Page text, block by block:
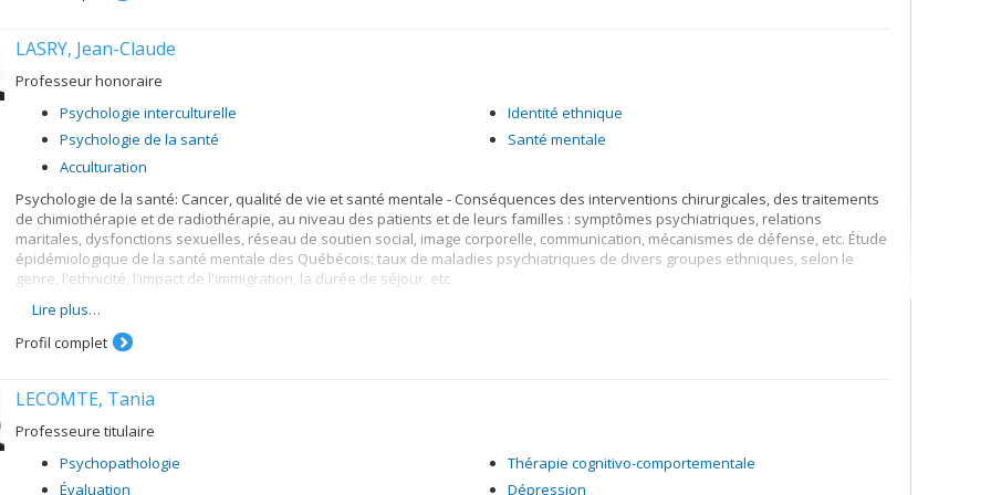
observationnelles, les études qualitatives et les méta-analyses. Je collabore avec des chercheuses et chercheurs de multiples
partage des résultats de recherche avec la communauté grâce à des efforts de diffusion des connaissances auprès de la
communauté scientifique, des professionnelles et professionnels, des familles et du grand public.
LASRY, Jean-Claude
Professeur honoraire
Psychologie interculturelle
Psychologie de la santé
Acculturation
Identité ethnique
Santé mentale
Psychologie de la santé: Cancer, qualité de vie et santé mentale - Conséquences des interventions chirurgicales, des traitements
de chimiothérapie et de radiothérapie, au niveau des patients et de leurs familles : symptômes psychiatriques, relations
maritales, dysfonctions sexuelles, réseau de soutien social, image corporelle, communication, mécanismes de défense, etc. Étude
épidémiologique de la santé mentale des Québécois: taux de maladies psychiatriques de divers groupes ethniques, selon le
genre, l'ethnicité, l'impact de l'immigration, la durée de séjour, etc.
Psychologie interculturelle: Adaptation des immigrants et des groupes ethniques provenant de divers pays (Haïti, Maroc, Liban,
Italie ...) ou ayant diverses religions (catholique, protestante, juive, musulmane ...). Adaptation aux plans psychologique, social,
professionnel, psychiatrique, familial, etc. Analyse comparative des modes d'acculturation, des structures familiales, des
Lire plus…
Profil complet
LECOMTE, Tania
Professeure titulaire
Psychopathologie
Évaluation
Thérapie cognitivo-comportementale
Dépression